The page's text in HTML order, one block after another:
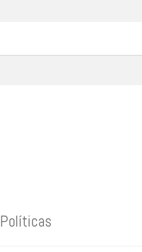
Políticas